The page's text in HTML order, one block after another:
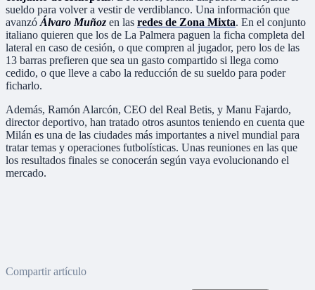
sueldo para volver a vestir de verdiblanco. Una información que
avanzó Álvaro Muñoz en las redes de Zona Mixta. En el conjunto
italiano quieren que los de La Palmera paguen la ficha completa del
lateral en caso de cesión, o que compren al jugador, pero los de las
13 barras prefieren que sea un gasto compartido si llega como
cedido, o que lleve a cabo la reducción de su sueldo para poder
ficharlo.
Además, Ramón Alarcón, CEO del Real Betis, y Manu Fajardo,
director deportivo, han tratado otros asuntos teniendo en cuenta que
Milán es una de las ciudades más importantes a nivel mundial para
tratar temas y operaciones futbolísticas. Unas reuniones en las que
los resultados finales se conocerán según vaya evolucionando el
mercado.
Compartir artículo